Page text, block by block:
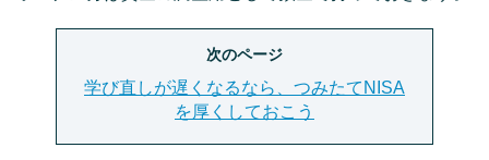
次のページ
学び直しが遅くなるなら、つみたてNISA
を厚くしておこう